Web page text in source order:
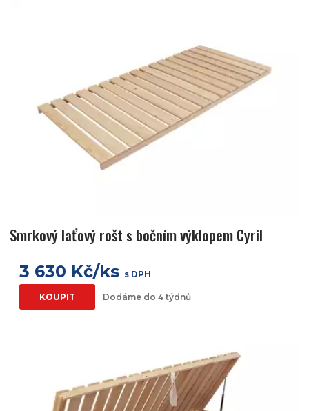
Smrkový laťový rošt s bočním výklopem Cyril
3 630 Kč/ks s DPH
KOUPIT Dodáme do 4 týdnů